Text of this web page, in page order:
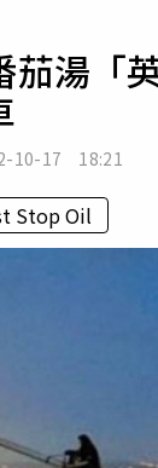
專
茄湯「
10-17 18:21
Stop Oil